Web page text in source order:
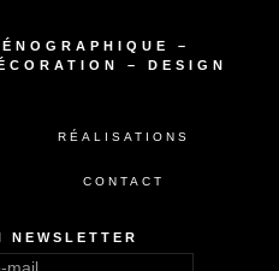
–
– DESIGN
RÉALISATIONS
CONTACT
NEWSLETTER